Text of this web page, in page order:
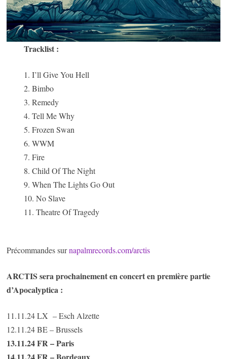
Tracklist :
1. I’ll Give You Hell
2. Bimbo
3. Remedy
4. Tell Me Why
5. Frozen Swan
6. WWM
7. Fire
8. Child Of The Night
9. When The Lights Go Out
10. No Slave
11. Theatre Of Tragedy
Précommandes surnapalmrecords.com/arctis
ARCTIS sera prochainement en concert en première partie
d’Apocalyptica :
11.11.24 LX – Esch Alzette
12.11.24 BE – Brussels
13.11.24 FR – Paris
14.11.24 FR – Bordeaux